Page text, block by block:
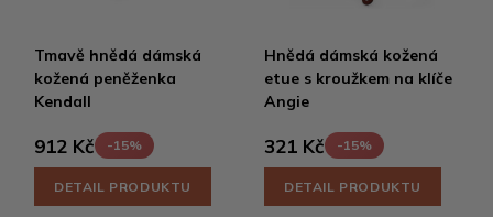
Tmavě hnědá dámská
kožená peněženka
Kendall
912 Kč -15%
DETAIL PRODUKTU
Hnědá dámská kožená
etue s kroužkem na klíče
Angie
321 Kč -15%
DETAIL PRODUKTU